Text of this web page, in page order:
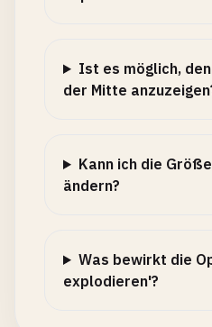
Ist es möglich,
der Mitte
Kann ich die
ändern?
Was bewirkt die
explodieren'?